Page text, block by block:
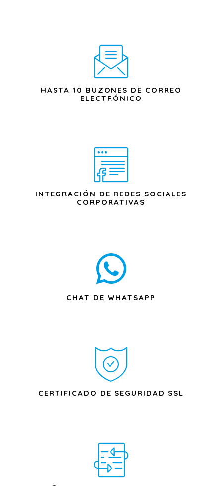
HASTA 10 BUZONES DE CORREO
ELECTRÓNICO
INTEGRACIÓN DE REDES SOCIALES
CORPORATIVAS
CHAT DE WHATSAPP
CERTIFICADO DE SEGURIDAD SSL